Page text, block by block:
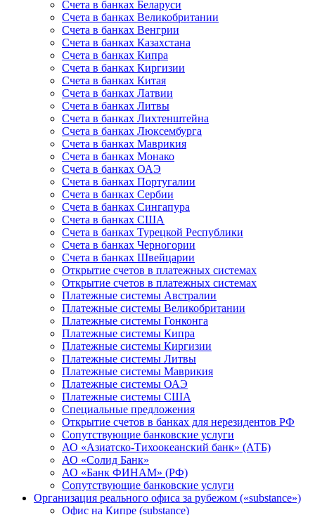
Счета в банках Беларуси
Счета в банках Великобритании
Счета в банках Венгрии
Счета в банках Казахстана
Счета в банках Кипра
Счета в банках Киргизии
Счета в банках Китая
Счета в банках Латвии
Счета в банках Литвы
Счета в банках Лихтенштейна
Счета в банках Люксембурга
Счета в банках Маврикия
Счета в банках Монако
Счета в банках ОАЭ
Счета в банках Португалии
Счета в банках Сербии
Счета в банках Сингапура
Счета в банках США
Счета в банках Турецкой Республики
Счета в банках Черногории
Счета в банках Швейцарии
Открытие счетов в платежных системах
Открытие счетов в платежных системах
Платежные системы Австралии
Платежные системы Великобритании
Платежные системы Гонконга
Платежные системы Кипра
Платежные системы Киргизии
Платежные системы Литвы
Платежные системы Маврикия
Платежные системы ОАЭ
Платежные системы США
Специальные предложения
Открытие счетов в банках для нерезидентов РФ
Сопутствующие банковские услуги
АО «Азиатско-Тихоокеанский банк» (АТБ)
АО «Солид Банк»
АО «Банк ФИНАМ» (РФ)
Сопутствующие банковские услуги
Организация реального офиса за рубежом («substance»)
Офис на Кипре (substance)